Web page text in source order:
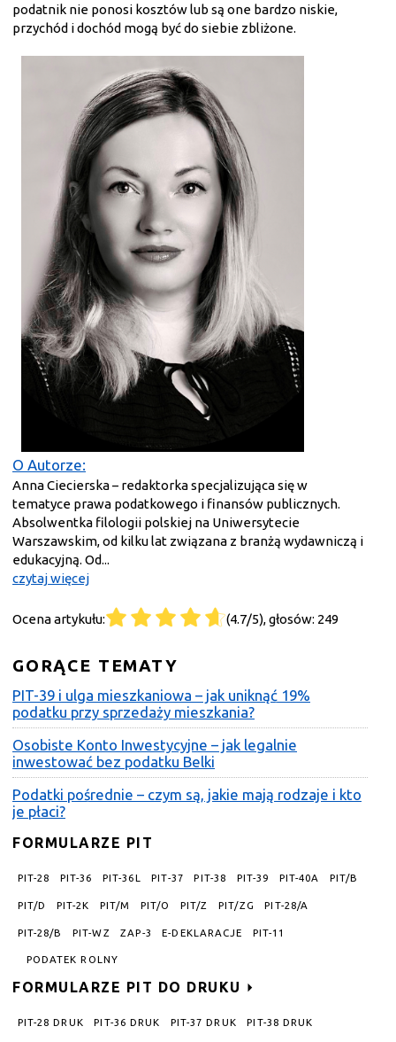
podatnik nie ponosi kosztów lub są one bardzo niskie,
przychód i dochód mogą być do siebie zbliżone.
O Autorze:
Anna Ciecierska – redaktorka specjalizująca się w
tematyce prawa podatkowego i finansów publicznych.
Absolwentka filologii polskiej na Uniwersytecie
Warszawskim, od kilku lat związana z branżą wydawniczą i
edukacyjną. Od...
czytaj więcej
Ocena artykułu: (4.7/5), głosów: 249
GORĄCE TEMATY
PIT-39 i ulga mieszkaniowa – jak uniknąć 19%
podatku przy sprzedaży mieszkania?
Osobiste Konto Inwestycyjne – jak legalnie
inwestować bez podatku Belki
Podatki pośrednie – czym są, jakie mają rodzaje i kto
je płaci?
FORMULARZE PIT
PIT-28 PIT-36 PIT-36L PIT-37 PIT-38 PIT-39 PIT-40A PIT/B
PIT/D PIT-2K PIT/M PIT/O PIT/Z PIT/ZG PIT-28/A
PIT-28/B PIT-WZ ZAP-3 E-DEKLARACJE PIT-11
PODATEK ROLNY
FORMULARZE PIT DO DRUKU
PIT-28 DRUK PIT-36 DRUK PIT-37 DRUK PIT-38 DRUK